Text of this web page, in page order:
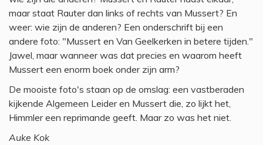
maar staat Rauter dan links of rechts van Mussert? En
weer: wie zijn de anderen? Een onderschrift bij een
andere foto: "Mussert en Van Geelkerken in betere tijden."
Jawel, maar wanneer was dat precies en waarom heeft
Mussert een enorm boek onder zijn arm?
De mooiste foto's staan op de omslag: een vastberaden
kijkende Algemeen Leider en Mussert die, zo lijkt het,
Himmler een reprimande geeft. Maar zo was het niet.
Auke Kok